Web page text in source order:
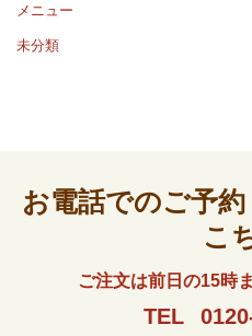
メニュー
未分類
お電話でのご予
こ
ご注文は前日の15時
TEL